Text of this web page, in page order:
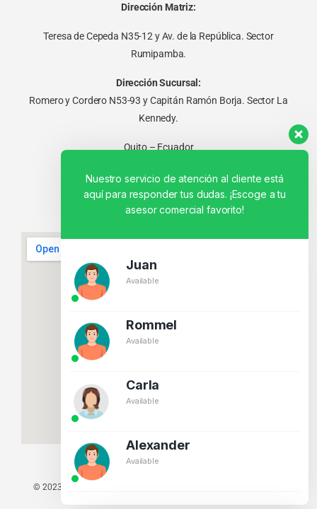
Dirección Matriz:
Teresa de Cepeda N35-12 y Av. de la República. Sector
Rumipamba.
Dirección Sucursal:
Romero y Cordero N53-93 y Capitán Ramón Borja. Sector La
Kennedy.
Quito – Ecuador
© 2023 TODOS LOS DERECHOS RESERVADOS - TECNIT TU TIENDA
Nuestro servicio de atención al cliente está
aquí para responder tus dudas. ¡Escoge a tu
asesor comercial favorito!
Juan
Available
Rommel
Available
Carla
Available
Alexander
Available